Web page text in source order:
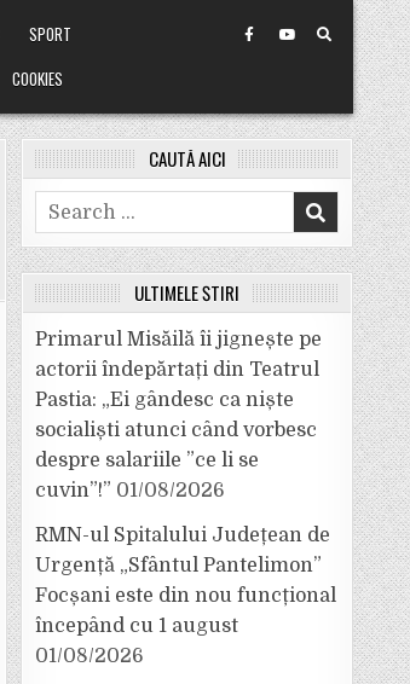
SPORT
COOKIES
CAUTĂ AICI
Search
for:
ULTIMELE ȘTIRI
Primarul Misăilă îi jignește pe
actorii îndepărtați din Teatrul
Pastia: „Ei gândesc ca niște
socialiști atunci când vorbesc
despre salariile ”ce li se
cuvin”!” 01/08/2026
RMN-ul Spitalului Județean de
Urgență „Sfântul Pantelimon”
Focșani este din nou funcțional
începând cu 1 august
01/08/2026